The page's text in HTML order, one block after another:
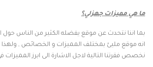
ما هي مميزات جهزلي؟
بما اننا نتحدث عن موقع يفضله الكثير من الناس حول
انه موقع مليئ بمختلف المميزات و الخصائص , ولهذا
نخصص فقرتنا التالية لاجل الاشارة الى ابرز